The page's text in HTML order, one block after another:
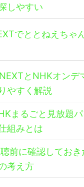
しやすい
でととねえちゃ
とNHKオンデ
やすく解説
まるごと見放題
組みとは
前に確認してお
考え方